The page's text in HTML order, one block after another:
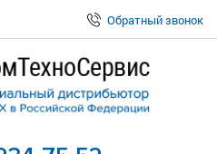
Обратный звонок